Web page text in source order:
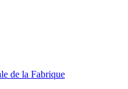
de la Fabrique